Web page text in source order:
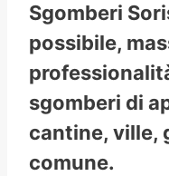
Sgomberi
possibile,
sgomberi di
cantine, ville,
comune.